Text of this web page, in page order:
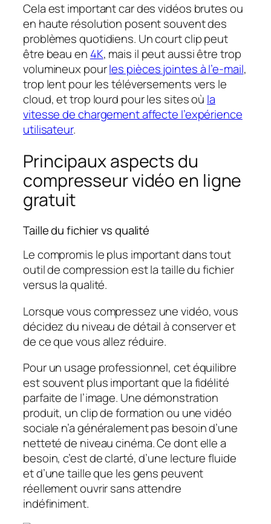
Cela est important car des vidéos brutes ou
en haute résolution posent souvent des
problèmes quotidiens. Un court clip peut
être beau en 4K, mais il peut aussi être trop
volumineux pourles pièces jointes à l’e-mail,
trop lent pour les téléversements vers le
cloud, et trop lourd pour les sites où la
vitesse de chargement affecte l’expérience
utilisateur.
Principaux aspects du
compresseur vidéo en ligne
gratuit
Taille du fichier vs qualité
Le compromis le plus important dans tout
outil de compression est la taille du fichier
versus la qualité.
Lorsque vous compressez une vidéo, vous
décidez du niveau de détail à conserver et
de ce que vous allez réduire.
Pour un usage professionnel, cet équilibre
est souvent plus important que la fidélité
parfaite de l’image. Une démonstration
produit, un clip de formation ou une vidéo
sociale n’a généralement pas besoin d’une
netteté de niveau cinéma. Ce dont elle a
besoin, c’est de clarté, d’une lecture fluide
et d’une taille que les gens peuvent
réellement ouvrir sans attendre
indéfiniment.